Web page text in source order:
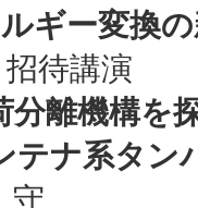
ギー変換の
待講演
分離機構を
テナ系タン